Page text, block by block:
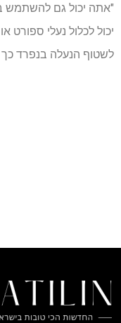
"אתה יכול גם להשתמש
יכול לכלול נעלי ספורט
לשטוף הנעלה בנפרד